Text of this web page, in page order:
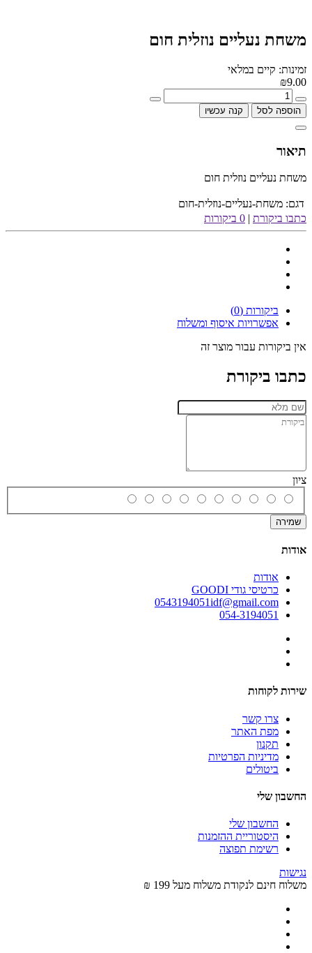
משחת נעליים נוזלית חום
זמינות: קיים במלאי
₪9.00
הוספה לסל קנה עכשיו
תיאור
משחת נעליים נוזלית חום
דגם: משחת-נעליים-נוזלית-חום
כתבו ביקורת | 0 ביקורות
ביקורות (0)
אפשרויות איסוף ומשלוח
אין ביקורות עבור מוצר זה
כתבו ביקורת
ציון
שמירה
אודות
אודות
כרטיסי גודי GOODI
0543194051idf@gmail.com
054-3194051
שירות לקוחות
צרו קשר
מפת האתר
תקנון
מדיניות הפרטיות
ביטולים
החשבון שלי
החשבון שלי
היסטוריית ההזמנות
רשימת תפוצה
נגישות
משלוח חינם לנקודת משלוח מעל 199 ₪